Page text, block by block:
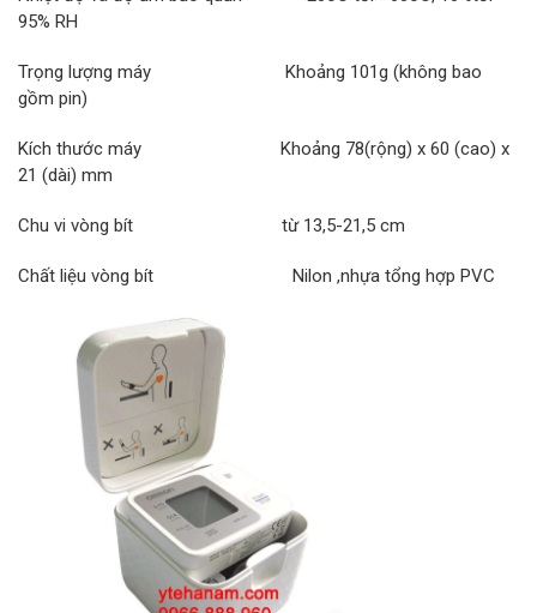
95% RH
Trọng lượng máy Khoảng 101g (không bao
gồm pin)
Kích thước máy Khoảng 78(rộng) x 60 (cao) x
21 (dài) mm
Chu vi vòng bít từ 13,5-21,5 cm
Chất liệu vòng bít Nilon ,nhựa tổng hợp PVC